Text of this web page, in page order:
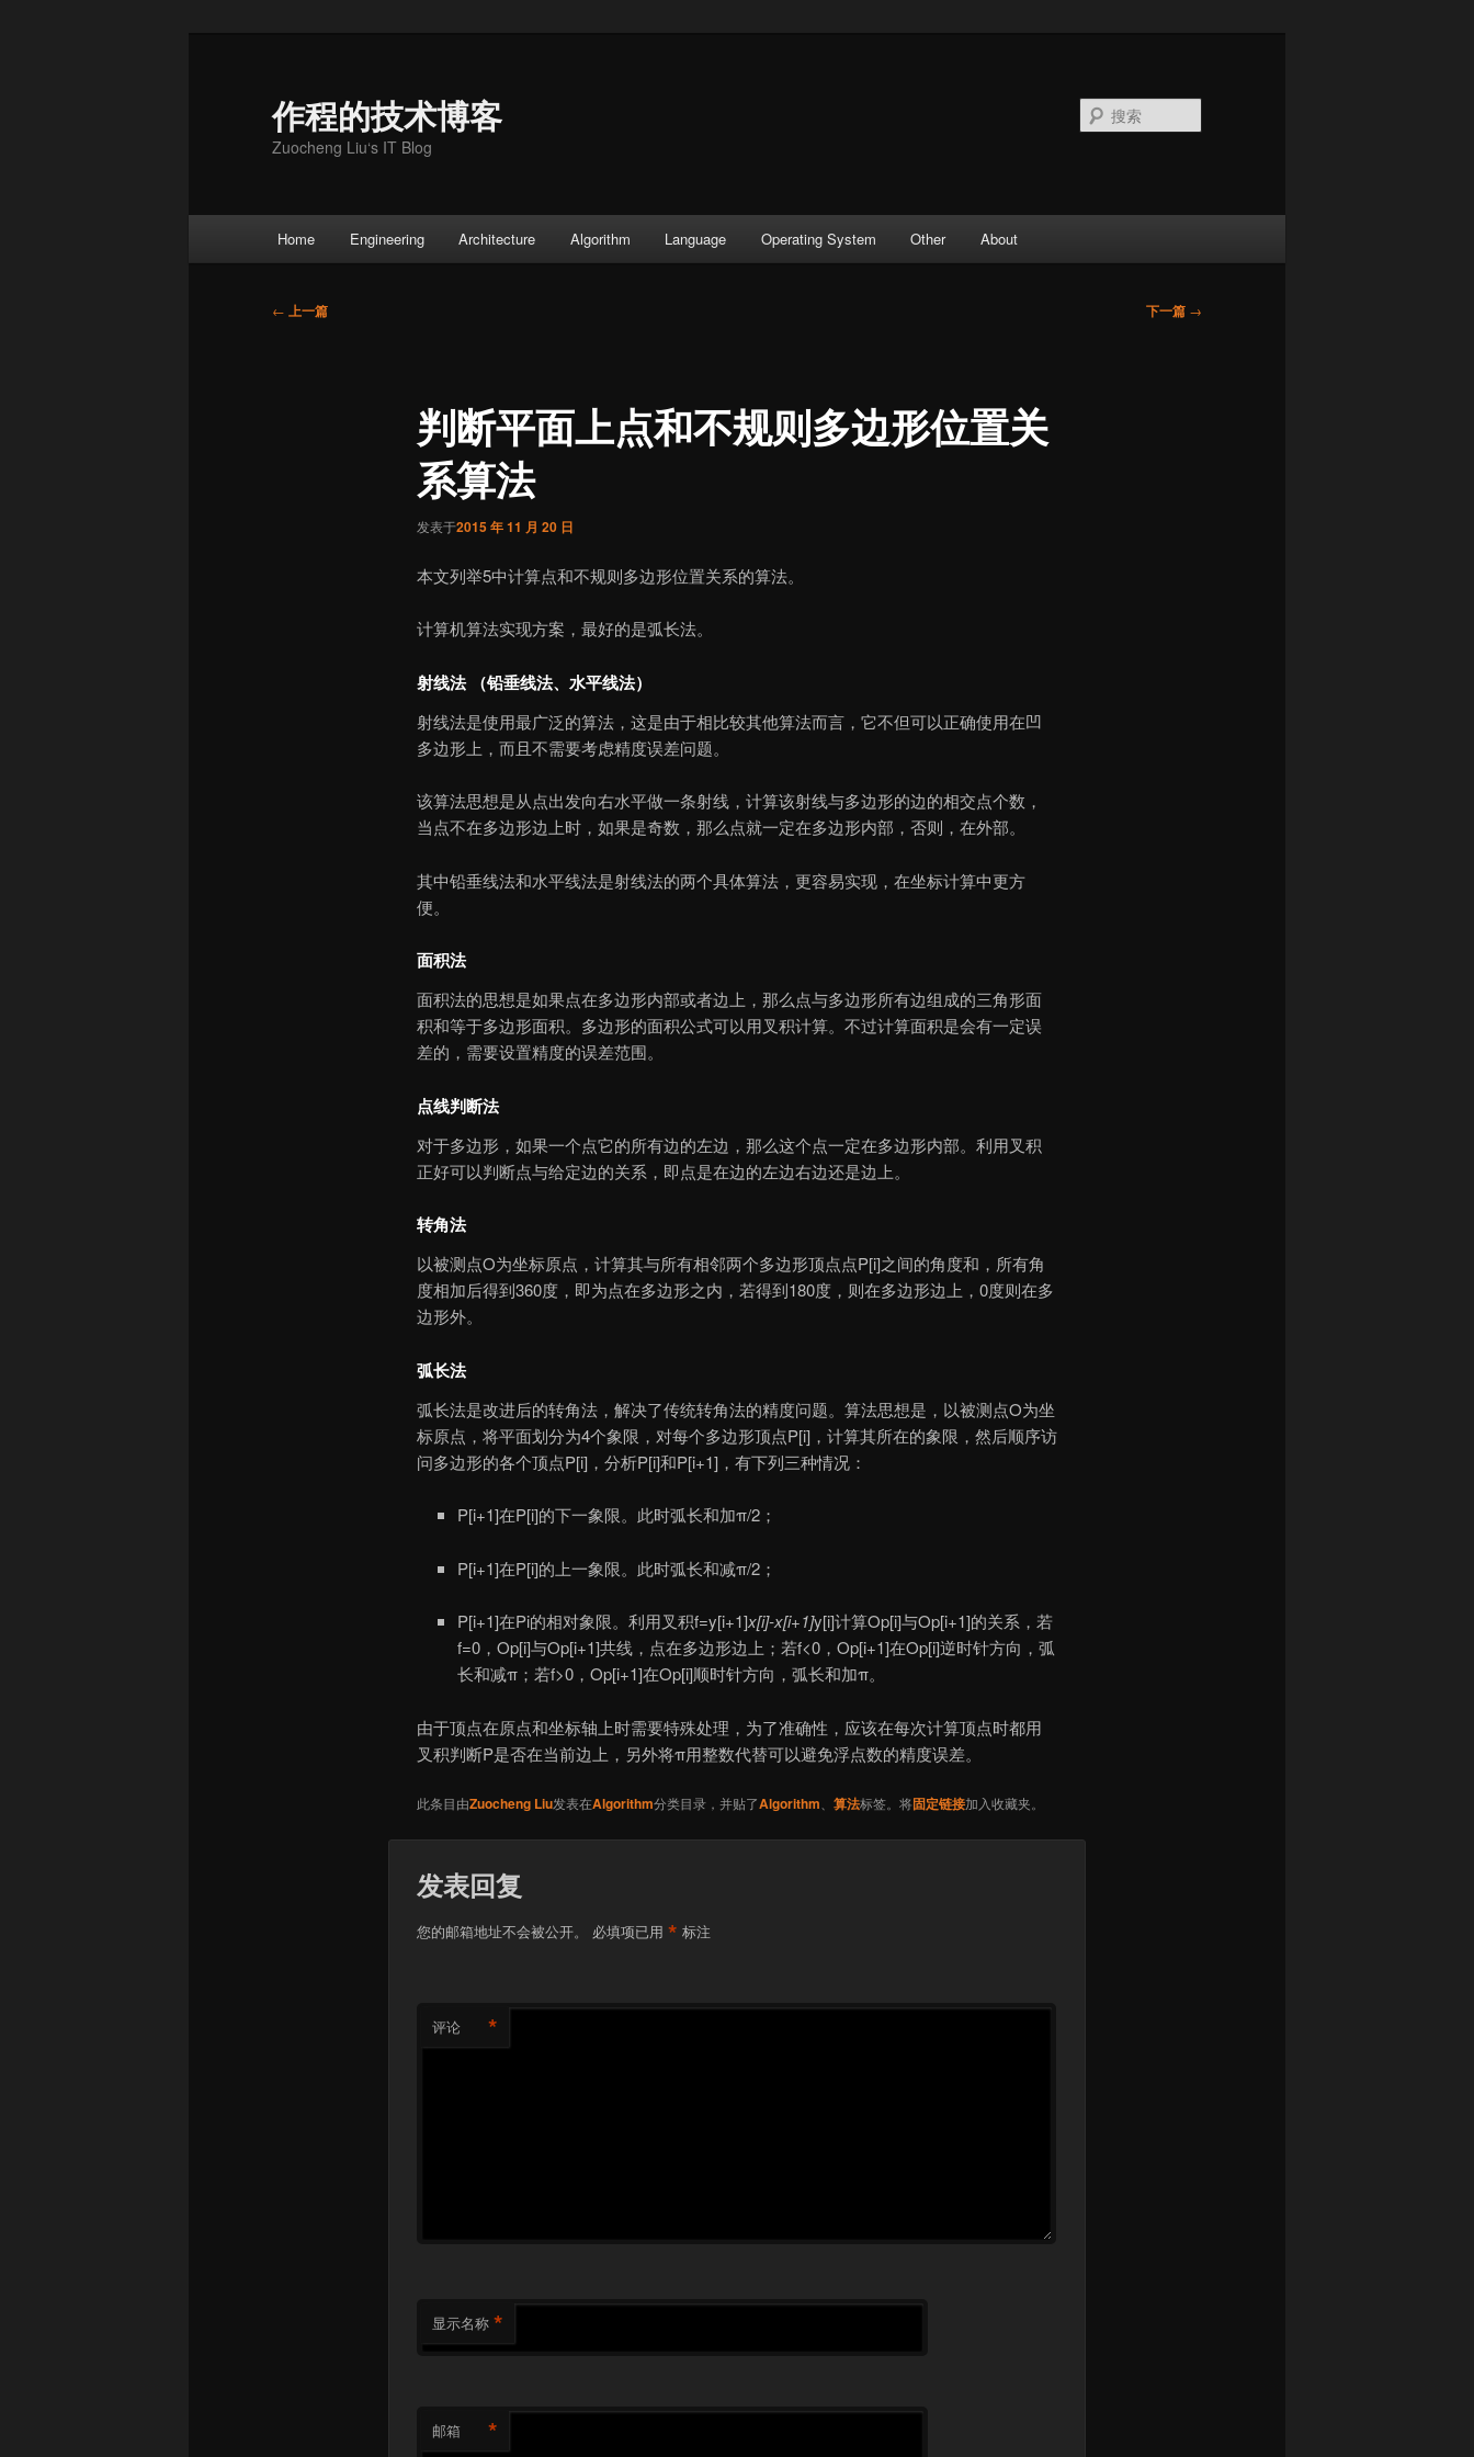
作程的技术博客
Zuocheng Liu‘s IT Blog
Home Engineering Architecture Algorithm Language Operating System Other About
文
← 上一篇 下一篇 →
判断平面上点和不规则多边形位置关
系算法
发表于2015 年 11 月 20 日
本文列举5中计算点和不规则多边形位置关系的算法。
计算机算法实现方案，最好的是弧长法。
射线法 （铅垂线法、水平线法）
射线法是使用最广泛的算法，这是由于相比较其他算法而言，它不但可以正确使用在凹
多边形上，而且不需要考虑精度误差问题。
该算法思想是从点出发向右水平做一条射线，计算该射线与多边形的边的相交点个数，
当点不在多边形边上时，如果是奇数，那么点就一定在多边形内部，否则，在外部。
其中铅垂线法和水平线法是射线法的两个具体算法，更容易实现，在坐标计算中更方
便。
面积法
面积法的思想是如果点在多边形内部或者边上，那么点与多边形所有边组成的三角形面
积和等于多边形面积。多边形的面积公式可以用叉积计算。不过计算面积是会有一定误
差的，需要设置精度的误差范围。
点线判断法
对于多边形，如果一个点它的所有边的左边，那么这个点一定在多边形内部。利用叉积
正好可以判断点与给定边的关系，即点是在边的左边右边还是边上。
转角法
以被测点O为坐标原点，计算其与所有相邻两个多边形顶点点P[i]之间的角度和，所有角
度相加后得到360度，即为点在多边形之内，若得到180度，则在多边形边上，0度则在多
边形外。
弧长法
弧长法是改进后的转角法，解决了传统转角法的精度问题。算法思想是，以被测点O为坐
标原点，将平面划分为4个象限，对每个多边形顶点P[i]，计算其所在的象限，然后顺序访
问多边形的各个顶点P[i]，分析P[i]和P[i+1]，有下列三种情况：
P[i+1]在P[i]的下一象限。此时弧长和加π/2；
P[i+1]在P[i]的上一象限。此时弧长和减π/2；
P[i+1]在Pi的相对象限。利用叉积f=y[i+1]x[i]-x[i+1]y[i]计算Op[i]与Op[i+1]的关系，若
f=0，Op[i]与Op[i+1]共线，点在多边形边上；若f<0，Op[i+1]在Op[i]逆时针方向，弧
长和减π；若f>0，Op[i+1]在Op[i]顺时针方向，弧长和加π。
由于顶点在原点和坐标轴上时需要特殊处理，为了准确性，应该在每次计算顶点时都用
叉积判断P是否在当前边上，另外将π用整数代替可以避免浮点数的精度误差。
此条目由Zuocheng Liu发表在Algorithm分类目录，并贴了Algorithm 算法标签。将固定链接加入收藏夹。
发表回复
您的邮箱地址不会被公开。 必填项已用 * 标注
评论 *
显示名称 *
邮箱 *